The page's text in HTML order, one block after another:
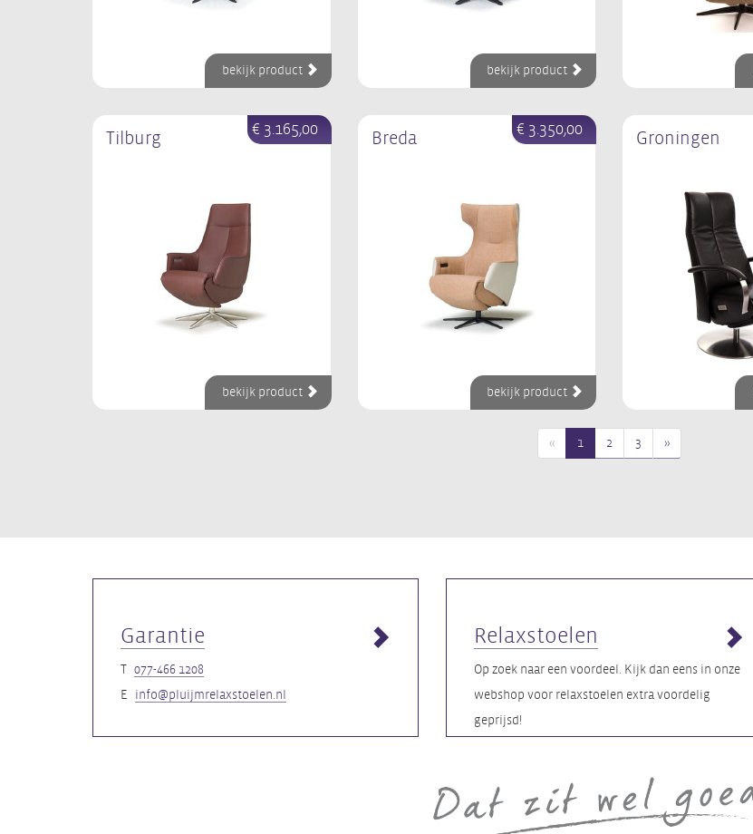
bekijk product bekijk product
Tilburg € 3.165,00
bekijk product
Breda € 3.350,00
bekijk product
Groningen
« 1 2 3 »
Garantie
077-466 1208
info@pluijmrelaxstoelen.nl
Relaxstoelen
Op zoek naar een voordeel. Kijk dan eens in onze
webshop voor relaxstoelen extra voordelig
geprijsd!